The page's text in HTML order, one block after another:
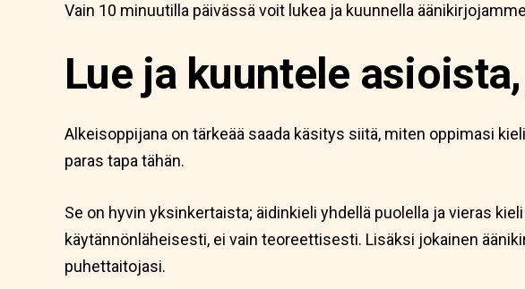
Vain 10 minuutilla päivässä voit lukea ja kuunnella
Lue ja kuuntele
Alkeisoppijana on tärkeää saada käsitys siitä, miten oppimasi
paras tapa tähän.
Se on hyvin yksinkertaista; äidinkieli yhdellä puolella ja vieras
käytännönläheisesti, ei vain teoreettisesti. Lisäksi jokainen
puhettaitojasi.